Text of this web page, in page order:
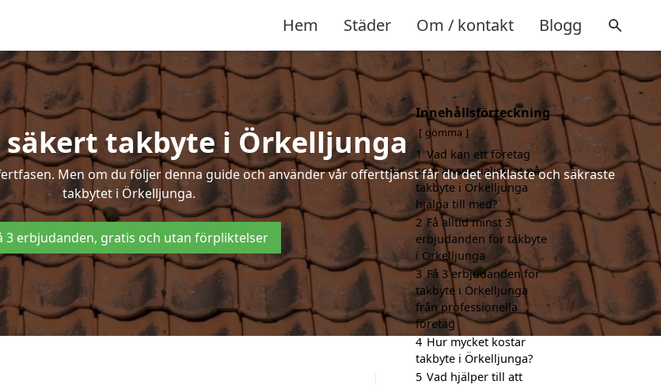
Hem Städer Om / kontakt Blogg
säkert takbyte i Örkelljunga
Men om du följer denna guide och använder vår offerttjänst får du det enklaste och säkraste
takbytet i Örkelljunga.
3 erbjudanden, gratis och utan förpliktelser
Innehållsförteckning
gömma
1 Vad kan ett företag
som är specialiserat på
takbyte i Örkelljunga
hjälpa till med?
2 Få alltid minst 3
erbjudanden för takbyte
i Örkelljunga
3 Få 3 erbjudanden för
takbyte i Örkelljunga
från professionella
företag
4 Hur mycket kostar
takbyte i Örkelljunga?
5 Vad hjälper till att